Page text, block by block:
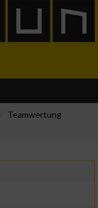
Teamwertung